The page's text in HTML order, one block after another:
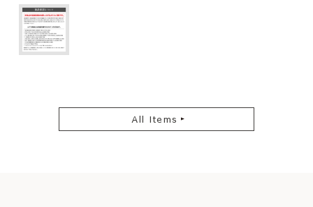
All Items